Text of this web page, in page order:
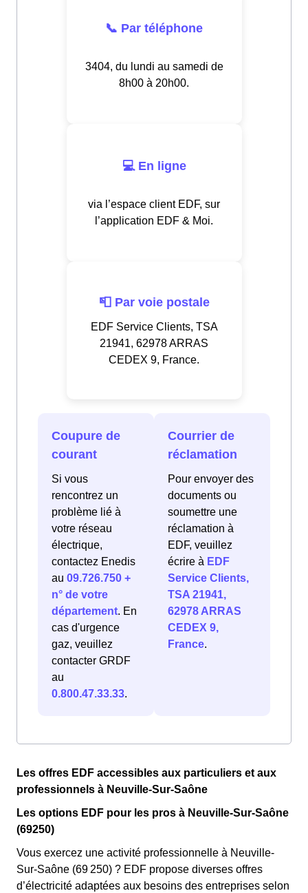
📞 Par téléphone
3404, du lundi au samedi de
8h00 à 20h00.
💻 En ligne
via l’espace client EDF, sur
l’application EDF & Moi.
📮 Par voie postale
EDF Service Clients, TSA
21941, 62978 ARRAS
CEDEX 9, France.
Coupure de
courant
Si vous
rencontrez un
problème lié à
votre réseau
électrique,
contactez Enedis
au 09.726.750 +
n° de votre
département. En
cas d'urgence
gaz, veuillez
contacter GRDF
au
0.800.47.33.33.
Courrier de
réclamation
Pour envoyer des
documents ou
soumettre une
réclamation à
EDF, veuillez
écrire à EDF
Service Clients,
TSA 21941,
62978 ARRAS
CEDEX 9,
France.
Les offres EDF accessibles aux particuliers et aux
professionnels à Neuville-Sur-Saône
Les options EDF pour les pros à Neuville-Sur-Saône
(69250)
Vous exercez une activité professionnelle à Neuville-
Sur-Saône (69 250) ? EDF propose diverses offres
d’électricité adaptées aux besoins des entreprises selon